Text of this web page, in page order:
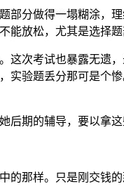
部分做得一塌糊涂
放松，尤其是选择
次考试也暴露无遗
实验题丢分那可是
她后期的辅导，要以拿这
的那样。只是刚交钱